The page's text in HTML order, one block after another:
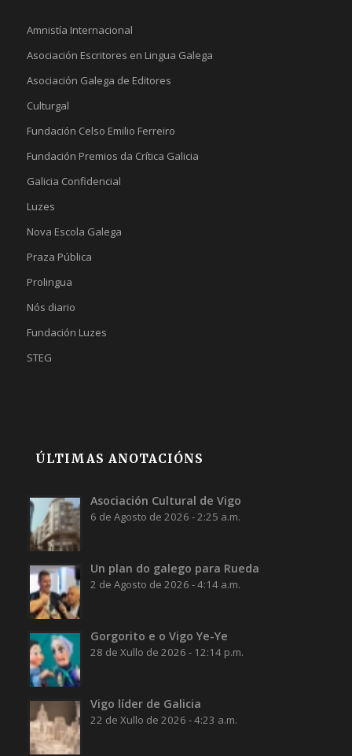
Amnistía Internacional
Asociación Escritores en Lingua Galega
Asociación Galega de Editores
Culturgal
Fundación Celso Emilio Ferreiro
Fundación Premios da Crítica Galicia
Galicia Confidencial
Luzes
Nova Escola Galega
Praza Pública
Prolingua
Nós diario
Fundación Luzes
STEG
ÚLTIMAS ANOTACIÓNS
Asociación Cultural de Vigo
6 de Agosto de 2026 - 2:25 a.m.
Un plan do galego para Rueda
2 de Agosto de 2026 - 4:14 a.m.
Gorgorito e o Vigo Ye-Ye
28 de Xullo de 2026 - 12:14 p.m.
Vigo líder de Galicia
22 de Xullo de 2026 - 4:23 a.m.